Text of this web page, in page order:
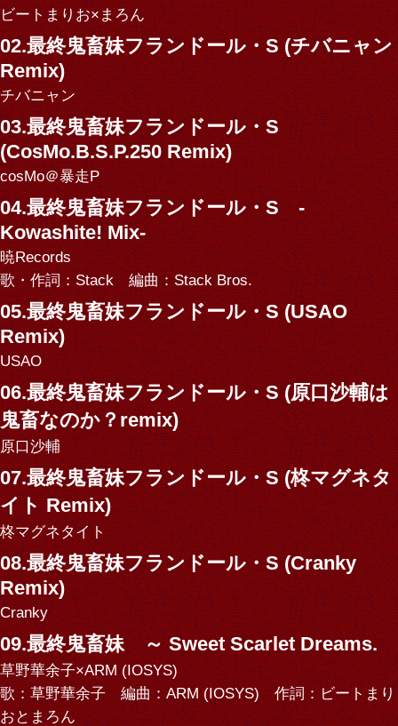
ビートまりお×まろん
02.最終鬼畜妹フランドール・S (チバニャン
Remix)
チバニャン
03.最終鬼畜妹フランドール・S
(CosMo.B.S.P.250 Remix)
cosMo＠暴走P
04.最終鬼畜妹フランドール・S -
Kowashite! Mix-
暁Records
歌・作詞：Stack 編曲：Stack Bros.
05.最終鬼畜妹フランドール・S (USAO
Remix)
USAO
06.最終鬼畜妹フランドール・S (原口沙輔は
鬼畜なのか？remix)
原口沙輔
07.最終鬼畜妹フランドール・S (柊マグネタ
イト Remix)
柊マグネタイト
08.最終鬼畜妹フランドール・S (Cranky
Remix)
Cranky
09.最終鬼畜妹 ～ Sweet Scarlet Dreams.
草野華余子×ARM (IOSYS)
歌：草野華余子 編曲：ARM (IOSYS) 作詞：ビートまり
おとまろん